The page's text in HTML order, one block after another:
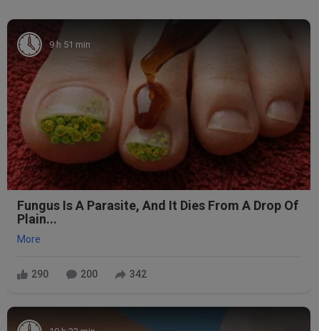
9 h 51 min
Fungus Is A Parasite, And It Dies From A Drop Of
Plain...
More
290 200 342